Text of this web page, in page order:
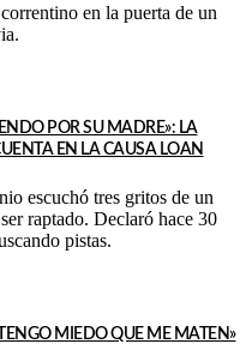
en la puerta de un
POR SU MADRE»: LA
EN LA CAUSA LOAN
escuchó tres gritos de un
raptado. Declaró hace 30
pistas.
MIEDO QUE ME MATEN»